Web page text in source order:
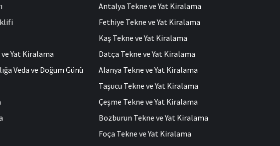
Yat Kiralama
Veda ve Doğum Günü
Antalya Tekne ve Yat Kiralama
Fethiye Tekne ve Yat Kiralama
Kaş Tekne ve Yat Kiralama
Datça Tekne ve Yat Kiralama
Alanya Tekne ve Yat Kiralama
Taşucu Tekne ve Yat Kiralama
Çeşme Tekne ve Yat Kiralama
Bozburun Tekne ve Yat Kiralama
Foça Tekne ve Yat Kiralama